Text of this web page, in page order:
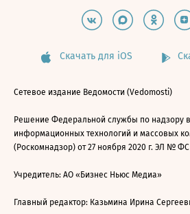
Скачать для iOS
Сетевое издание Ведомости (Vedomosti)
Решение Федеральной службы по надзору
информационных технологий и массовых
(Роскомнадзор) от 27 ноября 2020 г. ЭЛ № ФС
Учредитель: АО «Бизнес Ньюс Медиа»
Главный редактор: Казьмина Ирина